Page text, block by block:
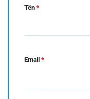
Tên *
Email *